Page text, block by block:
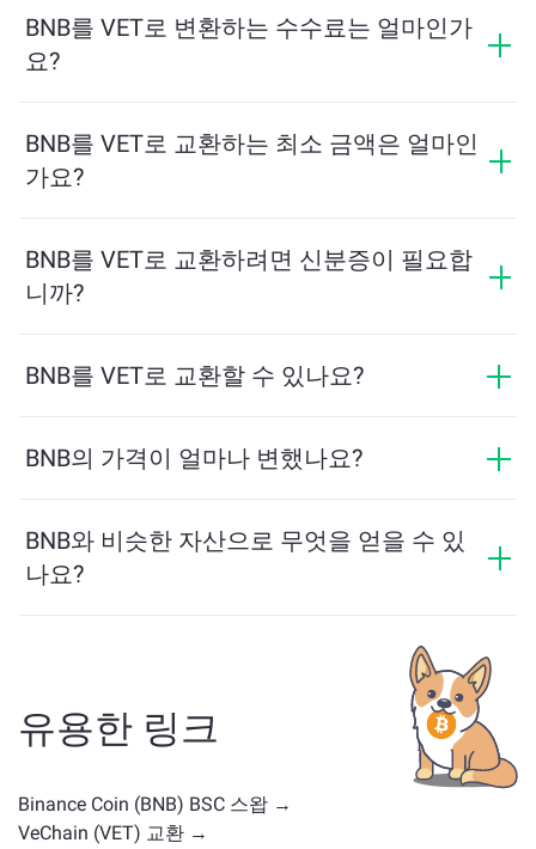
수량을 계산해줍니다. 그런 다음, 안내에 따라 거래를 완
료하세요.
BNB를 VET로 변환하는 수수료는 얼마인가
요?
라집니다. ChangeNOW는 숨겨진 수수료 없이 경쟁력 있
는 요금을 제공하며, 최종 금액은 거래를 확인하기 전에
표시됩니다.
BNB를 VET로 교환하는 최소 금액은 얼마인
가요?
다. 플랫폼은 원활한 거래를 보장하기 위해 필요한 최소
금액을 자동으로 계산합니다. 그러나 대부분의 경우, 최
소 금액은 2달러 상당입니다.
BNB를 VET로 교환하려면 신분증이 필요합
니까?
프로세스가 빠르고 익명입니다. 그러나 ChangeNOW Pro
세요!
BNB를 VET로 교환할 수 있나요?
교환할 수 있습니다. 또한 ChangeNOW는 멀티체인 브리
BNB의 가격이 얼마나 변했나요?
니다.
BNB와 비슷한 자산으로 무엇을 얻을 수 있
나요?
테이블코인, 유틸리티 토큰, 거버넌스 코인 또는 다른 유
형일 수 있습니다. 일반적인 대안으로는 유사한 사용 사
례나 시장 위치를 가진 다른 암호화폐가 포함됩니다.주
요 거래 페이지에서 교환 가능한 모든 자산을 확인하세
유용한 링크
Binance Coin (BNB) BSC 스왑 →
VeChain (VET) 교환 →